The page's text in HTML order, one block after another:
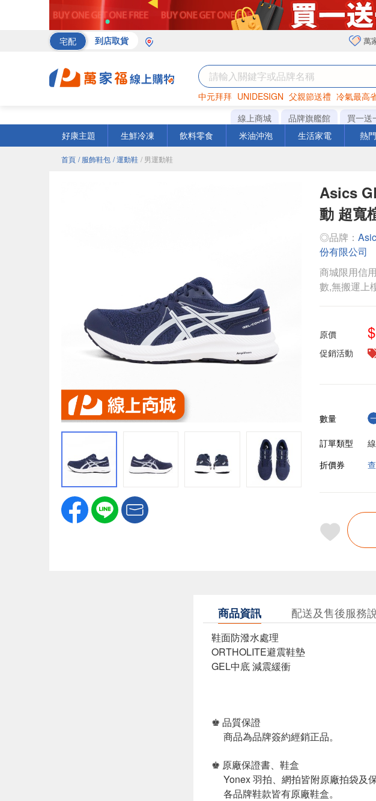
宅配 到店取貨 萬
中元拜拜 UNIDESIGN 父親節送禮 冷氣最高
海苔 巧克力 衛生紙
線上商城 品牌旗艦館 買一送
好康主題
生鮮冷凍 飲料零食 米油沖泡 生活家電 熱
首頁 / 服飾鞋包 / 運動鞋 / 男運動鞋
Asics
動 超寬
◎品牌：
份有限公司
商城限用信
數,無搬運上
原價 $
促銷活動
數量
訂單類型
折價券
商品資訊 配送及售後服務
鞋面防潑水處理
ORTHOLITE避震鞋墊
GEL中底 減震緩衝
♚ 品質保證
商品為品牌簽約經銷正品。
♚ 原廠保證書、鞋盒
Yonex 羽拍、網拍皆附原廠拍袋及保
各品牌鞋款皆有原廠鞋盒。